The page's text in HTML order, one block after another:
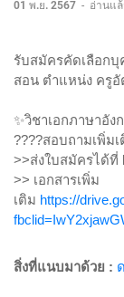
01 พ.ย. 2567 - อ่านแล้
รับสมัครคัดเลือกบุ
สอน ตำแหน่ง ครูอั
✨วิชาเอกภาษาอัง
????สอบถามเพิ่มเ
>>ส่งใบสมัครได้ที่
>> เอกสารเพิ่ม
เติม https://
สิ่งที่แนบมาด้วย :